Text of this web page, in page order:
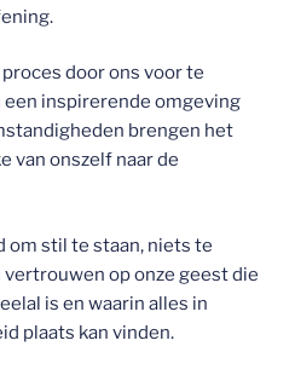
door ons voor te
inspirerende omgeving
brengen het
van onszelf naar de
om stil te staan, niets te
op onze geest die
is en waarin alles in
plaats kan vinden.